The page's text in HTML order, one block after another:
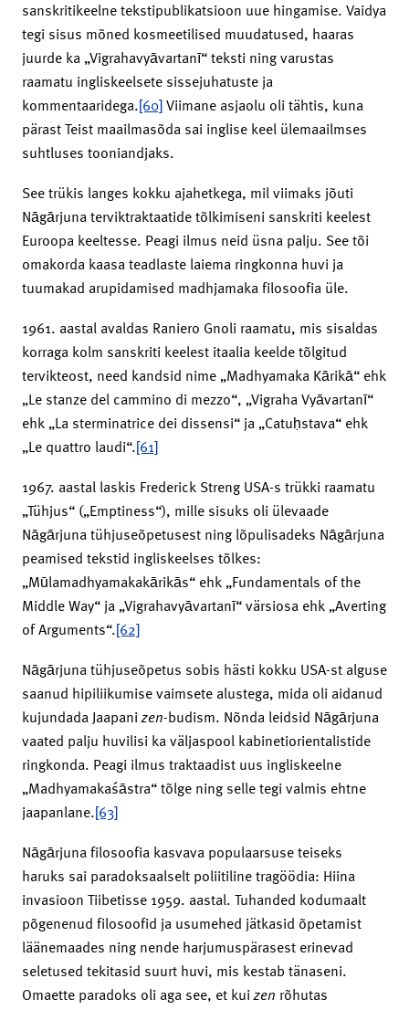
sanskritikeelne tekstipublikatsioon uue hingamise. Vaidya
tegi sisus mõned kosmeetilised muudatused, haaras
juurde ka „Vig­rahavyāvartanī“ teksti ning varustas
raamatu ingliskeelsete sissejuhatuste ja
kommentaaridega.[60]Viimane asjaolu oli tähtis, kuna
pärast Teist maailmasõda sai inglise keel ülemaailmses
suhtluses tooniandjaks.
See trükis langes kokku ajahetkega, mil viimaks jõuti
Nāgārjuna terviktraktaatide tõlkimiseni sanskriti keelest
Euroopa keeltesse. Peagi ilmus neid üsna palju. See tõi
omakorda kaasa teadlaste laiema ringkonna huvi ja
tuumakad arupidamised madhjamaka filosoofia üle.
1961. aastal avaldas Raniero Gnoli raamatu, mis sisaldas
korraga kolm sanskriti keelest itaalia keelde tõlgitud
tervikteost, need kandsid nime „Madhyamaka Kārikā“ ehk
„Le stanze del cammino di mezzo“, „Vigraha Vyāvartanī“
ehk „La sterminatrice dei dissensi“ ja „Catuḥstava“ ehk
„Le quattro laudi“.[61]
1967. aastal laskis Frederick Streng USA-s trükki raamatu
„Tühjus“ („Emptiness“), mille sisuks oli ülevaade
Nāgārjuna tühjuseõpetusest ning lõpulisadeks Nāgārjuna
peamised tekstid ingliskeelses tõlkes:
„Mūlamadhyamakakārikās“ ehk „Fundamentals of the
Middle Way“ ja „Vigrahavyāvartanī“ värsiosa ehk „Averting
of Arguments“.[62]
Nāgārjuna tühjuseõpetus sobis hästi kokku USA-st alguse
saanud hipiliikumise vaimsete alustega, mida oli aidanud
kujundada Jaapanizen-budism. Nõnda leidsid Nāgārjuna
vaated palju huvilisi ka väljaspool kabinetiorientalistide
ringkonda. Peagi ilmus traktaadist uus ingliskeelne
„Madhyamakaśāstra“ tõlge ning selle tegi valmis ehtne
jaapanlane.[63]
Nāgārjuna filosoofia kasvava populaarsuse teiseks
haruks sai paradoksaalselt poliitiline tragöödia: Hiina
invasioon Tiibetisse 1959. aastal. Tuhanded kodumaalt
põgenenud filosoofid ja usumehed jätkasid õpetamist
läänemaades ning nende harjumuspärasest erinevad
seletused tekitasid suurt huvi, mis kestab tänaseni.
Omaette paradoks oli aga see, et kuizen rõhutas